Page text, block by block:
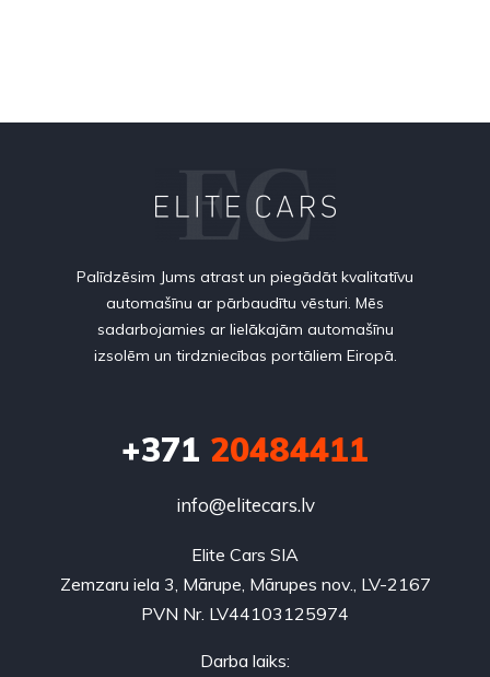
Palīdzēsim Jums atrast un piegādāt kvalitatīvu
automašīnu ar pārbaudītu vēsturi. Mēs
sadarbojamies ar lielākajām automašīnu
izsolēm un tirdzniecības portāliem Eiropā.
+371 20484411
info@elitecars.lv
Elite Cars SIA
Zemzaru iela 3, Mārupe, Mārupes nov., LV-2167
PVN Nr. LV44103125974
Darba laiks: